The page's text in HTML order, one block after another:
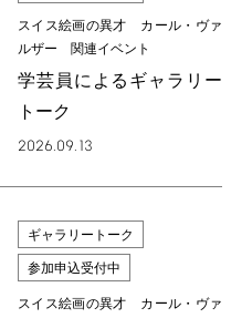
スイス絵画の異才 カール・ヴァ
ルザー 関連イベント
学芸員によるギャラリー
トーク
2026.09.13
ギャラリートーク
参加申込受付中
スイス絵画の異才 カール・ヴァ